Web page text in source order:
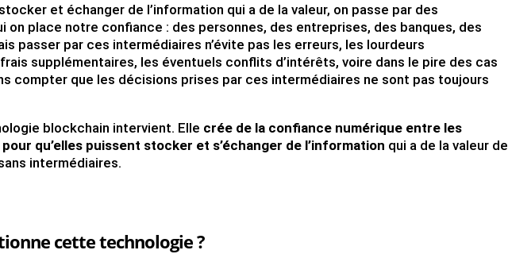
et échanger de l’information qui a de la valeur, on passe par des
on place notre confiance : des personnes, des entreprises, des banques, des
passer par ces intermédiaires n’évite pas les erreurs, les lourdeurs
supplémentaires, les éventuels conflits d’intérêts, voire dans le pire des cas
compter que les décisions prises par ces intermédiaires ne sont pas toujours
blockchain intervient. Elle crée de la confiance numérique entre les
qu’elles puissent stocker et s’échanger de l’information qui a de la valeur de
intermédiaires.
cette technologie ?